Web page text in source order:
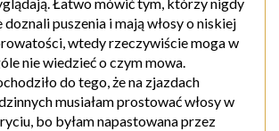
Łatwo mówić tym, którzy nigdy
doznali puszenia i mają włosy o niskiej
wtedy rzeczywiście moga w
nie wiedzieć o czym mowa.
do tego, że na zjazdach
musiałam prostować włosy w
bo byłam napastowana przez